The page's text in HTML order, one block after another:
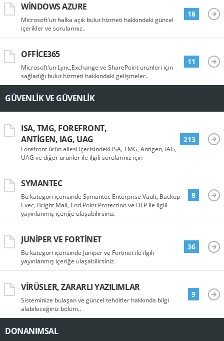
WINDOWS AZURE
Microsoft'un halka açık bulut hizmeti hakkındaki güncel
içerikler ve sorularınız..
18
OFFICE365
Microsoft'un Lync,Exchange ve SharePoint ürünleri için
sağladığı bulut hizmeti hakkındaki gelişmeler..
11
GÜVENLIK VE GÜVENLIK
ISA, TMG, FOREFRONT,
ANTIGEN, IAG, UAG
Forefront ürün ailesi içerisindeki ISA, TMG, Antigen, IAG,
UAG ve diğer ürünler ile ilgili sorularınız için
213
SYMANTEC
Bu kategori içerisinde Symantec Enterprise Vault, Backup
Exec, Bright Mail, End Point Protection ve DLP ile ilgili
yayınlanmış içeriğe ulaşabilirsiniz.
8
JUNIPER VE FORTINET
Bu kategori içerisinde Juniper ve Fortinet ile ilgili
yayınlanmış içeriğe ulaşabilirsiniz.
36
VIRÜSLER, ZARARLI YAZILIMLAR
Sisteminize bulaşan ve güncel tehditler hakkında bilgi
alabileceğiniz bölüm..
9
DONANIMSAL